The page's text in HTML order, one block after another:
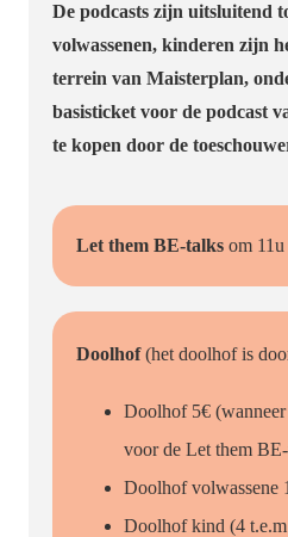
De podcasts zijn uitsluitend
volwassenen, kinderen zijn
terrein van Maisterplan,
basisticket voor de podcast
te kopen door de
Let them BE-talks om
Doolhof(het doolhof is
Doolhof 5€
voor de Let them
Doolhof volwassene
Doolhof kind (4